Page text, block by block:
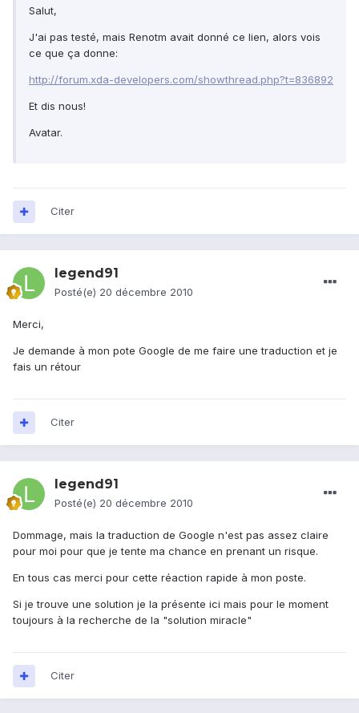
Salut,
J'ai pas testé, mais Renotm avait donné ce lien, alors vois
ce que ça donne:
http://forum.xda-developers.com/showthread.php?t=836892
Et dis nous!
Avatar.
Citer
legend91
Posté(e) 20 décembre 2010
Merci,
Je demande à mon pote Google de me faire une traduction et je
fais un rétour
Citer
legend91
Posté(e) 20 décembre 2010
Dommage, mais la traduction de Google n'est pas assez claire
pour moi pour que je tente ma chance en prenant un risque.
En tous cas merci pour cette réaction rapide à mon poste.
Si je trouve une solution je la présente ici mais pour le moment
toujours à la recherche de la "solution miracle"
Citer